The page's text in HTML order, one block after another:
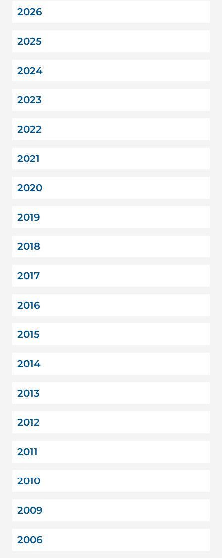
2026
2025
2024
2023
2022
2021
2020
2019
2018
2017
2016
2015
2014
2013
2012
2011
2010
2009
2006